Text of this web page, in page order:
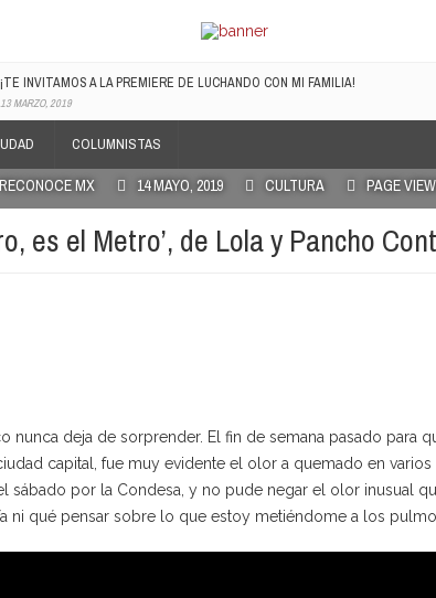
¡TE INVITAMOS A LA PREMIERE DE LUCHANDO CON MI FAMILIA!
13 MARZO, 2019
RECONOCE MX TE REGALA EL COMPILADO #ELRECOMENDADOVOL4
COLUMNISTAS
MX 14 MAYO, 2019 CULTURA PAGE
es el Metro’, de Lola y Pancho
nunca deja de sorprender. El fin de semana pasado para
capital, fue muy evidente el olor a quemado en varios
sábado por la Condesa, y no pude negar el olor inusual
ni qué pensar sobre lo que estoy metiéndome a los